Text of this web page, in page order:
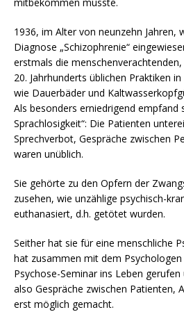
1936, im Alter von neunzehn Jahren,
Diagnose „Schizophrenie“
erstmals die
20. Jahrhunderts üblichen Praktiken
wie Dauerbäder und
Als besonders erniedrigend empfand
Sprachlosigkeit“: Die Patienten
Sprechverbot, Gespräche zwischen
waren unüblich.
Sie gehörte zu den Opfern der
zusehen, wie unzählige psychisch-
euthanasiert, d.h. getötet wurden.
Seither hat sie für eine menschliche
hat zusammen mit dem
Psychose-Seminar ins Leben
also Gespräche zwischen Patienten,
erst möglich gemacht.